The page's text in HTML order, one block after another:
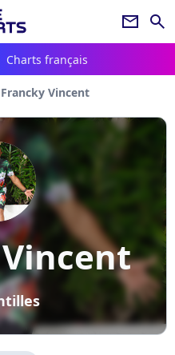
newsletter search
Charts français
Francky Vincent